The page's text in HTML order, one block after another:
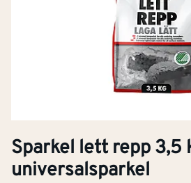
Sparkel lett repp 3,5
universalsparkel